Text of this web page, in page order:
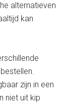
alternatieven
kan
zijn in een
niet uit kip